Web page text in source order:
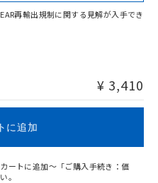
能性があります。
再輸出規制に関する見解が入手でき
¥ 3,410
に追加
ートに追加～「ご購入手続き：価
。